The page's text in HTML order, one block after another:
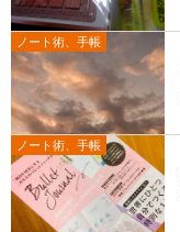
ノート術、手帳
ノート術、手帳